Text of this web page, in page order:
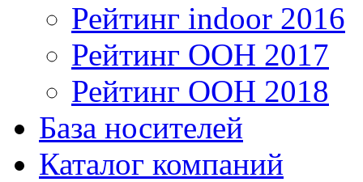
Рейтинг indoor 2016
Рейтинг OOH 2017
Рейтинг OOH 2018
База носителей
Каталог компаний